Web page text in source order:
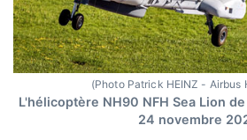
(Photo Patrick HEINZ - Airbus
L'hélicoptère NH90 NFH Sea Lion
24 novembre